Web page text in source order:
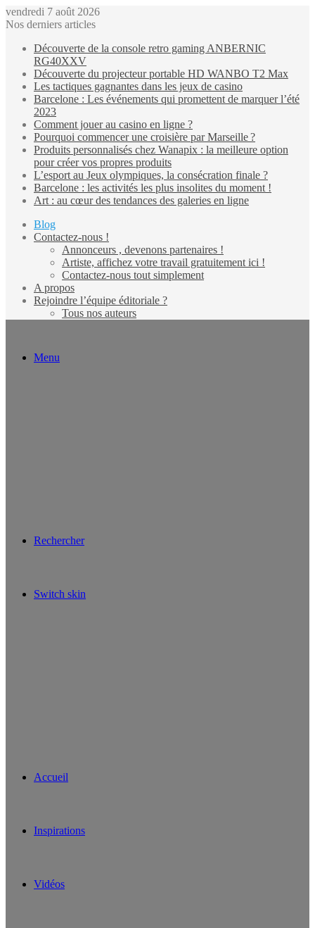
vendredi 7 août 2026
Nos derniers articles
Découverte de la console retro gaming ANBERNIC
RG40XXV
Découverte du projecteur portable HD WANBO T2 Max
Les tactiques gagnantes dans les jeux de casino
Barcelone : Les événements qui promettent de marquer l’été
2023
Comment jouer au casino en ligne ?
Pourquoi commencer une croisière par Marseille ?
Produits personnalisés chez Wanapix : la meilleure option
pour créer vos propres produits
L’esport au Jeux olympiques, la consécration finale ?
Barcelone : les activités les plus insolites du moment !
Art : au cœur des tendances des galeries en ligne
Blog
Contactez-nous !
Annonceurs , devenons partenaires !
Artiste, affichez votre travail gratuitement ici !
Contactez-nous tout simplement
A propos
Rejoindre l’équipe éditoriale ?
Tous nos auteurs
Menu
Rechercher
Switch skin
Accueil
Inspirations
Vidéos